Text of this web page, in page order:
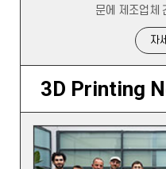
문에 제조업체
자
3D Printing